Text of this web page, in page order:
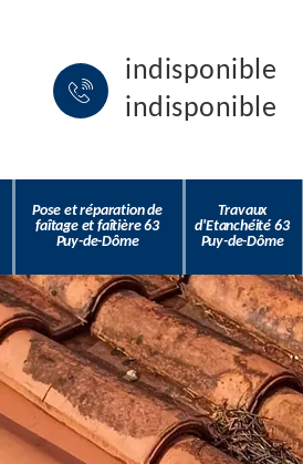
indisponible
indisponible
Pose et réparation de
faîtage et faîtière 63
Puy-de-Dôme
Travaux
d'Etanchéité 63
Puy-de-Dôme